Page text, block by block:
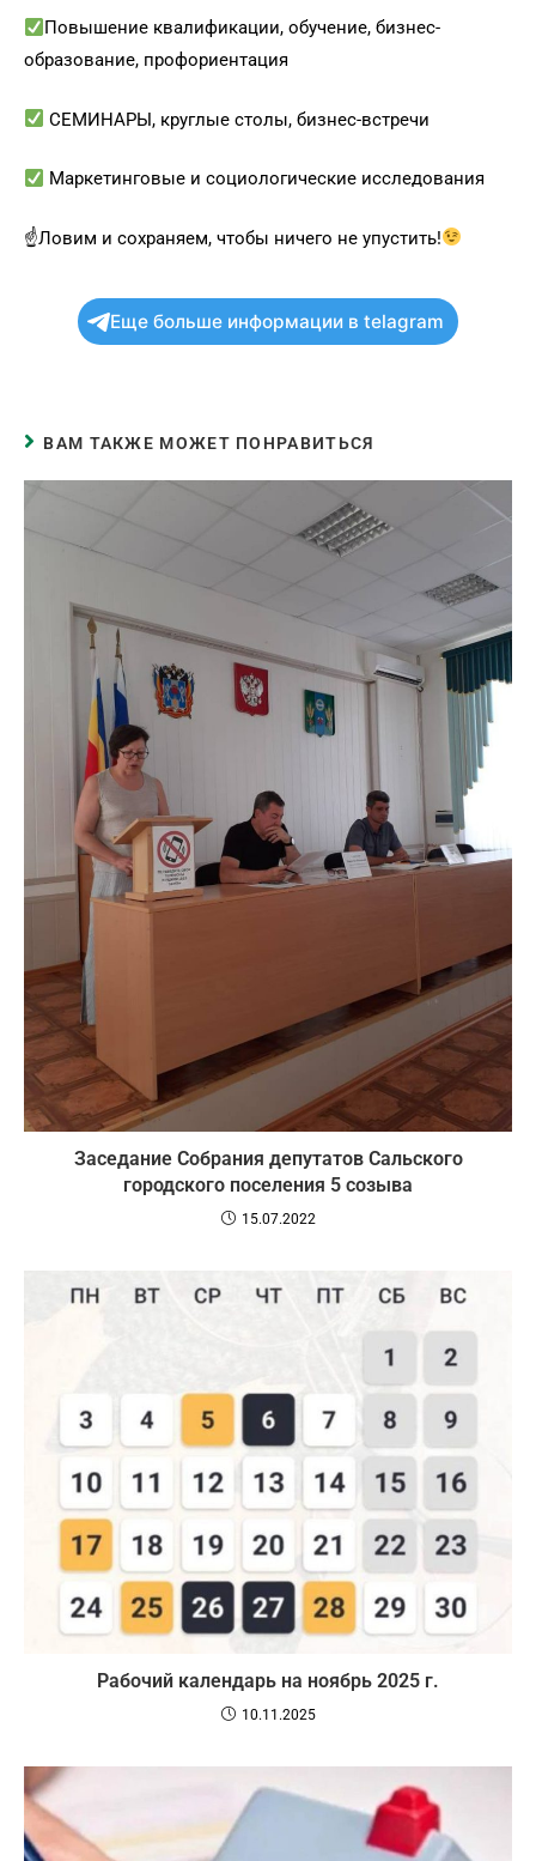
Повышение квалификации, обучение, бизнес-
образование, профориентация
СЕМИНАРЫ, круглые столы, бизнес-встречи
Маркетинговые и социологические исследования
☝Ловим и сохраняем, чтобы ничего не упустить!
Еще больше информации в telagram
ВАМ ТАКЖЕ МОЖЕТ ПОНРАВИТЬСЯ
Заседание Собрания депутатов Сальского
городского поселения 5 созыва
15.07.2022
Рабочий календарь на ноябрь 2025 г.
10.11.2025